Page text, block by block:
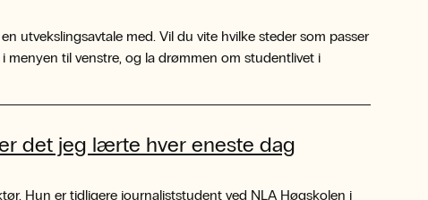
utvekslingsavtale med. Vil du vite hvilke steder som passer
til venstre, og la drømmen om studentlivet i
det jeg lærte hver eneste dag
Hun er tidligere journaliststudent ved NLA Høgskolen i